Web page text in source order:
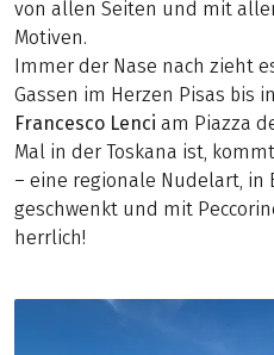
von allen Seiten und mit
Motiven.
Immer der Nase nach zieht
Gassen im Herzen Pisas bis
Francesco Lenci am Piazza
Mal in der Toskana ist,
– eine regionale Nudelart,
geschwenkt und mit
herrlich!